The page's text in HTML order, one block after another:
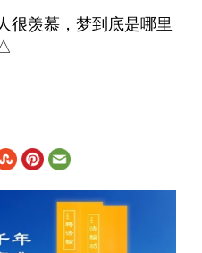
很羡慕，梦到底是哪里